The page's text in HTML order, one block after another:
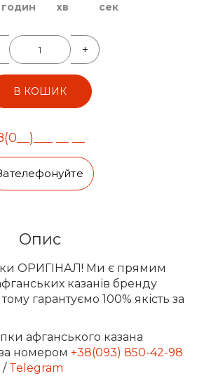
годин хв сек
+
В КОШИК
Опис
ОРИГІНАЛ! Ми є прямим
казанів бренду
гарантуємо 100% якість за
афганського казана
номером +38(093) 850-42-98
/ Telegram